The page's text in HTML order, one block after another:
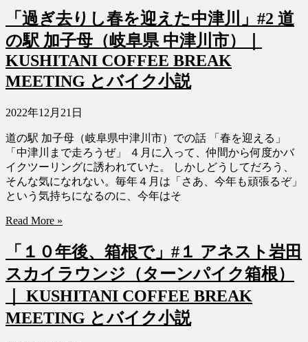
「過ぎ去りし春を迎えた中津川」#2 道
の駅 加子母（岐阜県 中津川市）｜
KUSHITANI COFFEE BREAK
MEETING とバイク小説
2022年12月21日
道の駅 加子母（岐阜県中津川市）での話 「春を迎える」
「中津川まで走ろうぜ」 ４月に入って、仲間から何度かバ
イクツーリングに誘われていた。 しかしどうしてだろう、
そんな気になれない。毎年４月は「さあ、今年も頑張るぞ」
という気持ちになるのに、今年はそ
Read More »
「１０年後、箱根で」#１ アネスト岩田
スカイラウンジ（ターンパイク箱根）
｜ KUSHITANI COFFEE BREAK
MEETING とバイク小説